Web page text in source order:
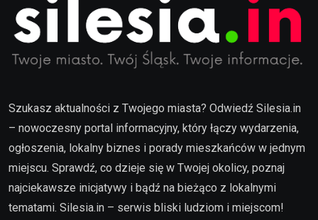
Szukasz aktualności z Twojego miasta? Odwiedź Silesia.in
– nowoczesny portal informacyjny, który łączy wydarzenia,
ogłoszenia, lokalny biznes i porady mieszkańców w jednym
miejscu. Sprawdź, co dzieje się w Twojej okolicy, poznaj
najciekawsze inicjatywy i bądź na bieżąco z lokalnymi
tematami. Silesia.in – serwis bliski ludziom i miejscom!